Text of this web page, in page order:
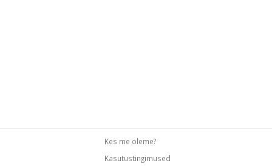
Kes me oleme?
Kasutustingimused